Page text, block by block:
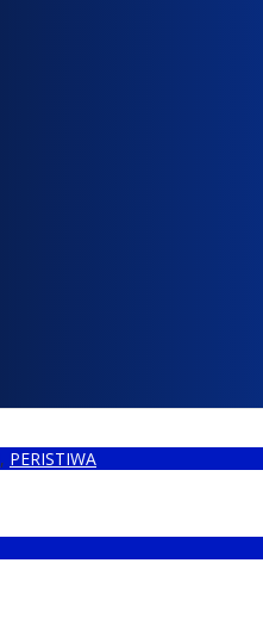
, PERISTIWA